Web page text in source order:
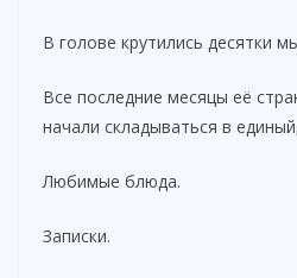
d
e
В голове крутились десятки
Все последние месяцы её
начали складываться в
Любимые блюда.
Записки.